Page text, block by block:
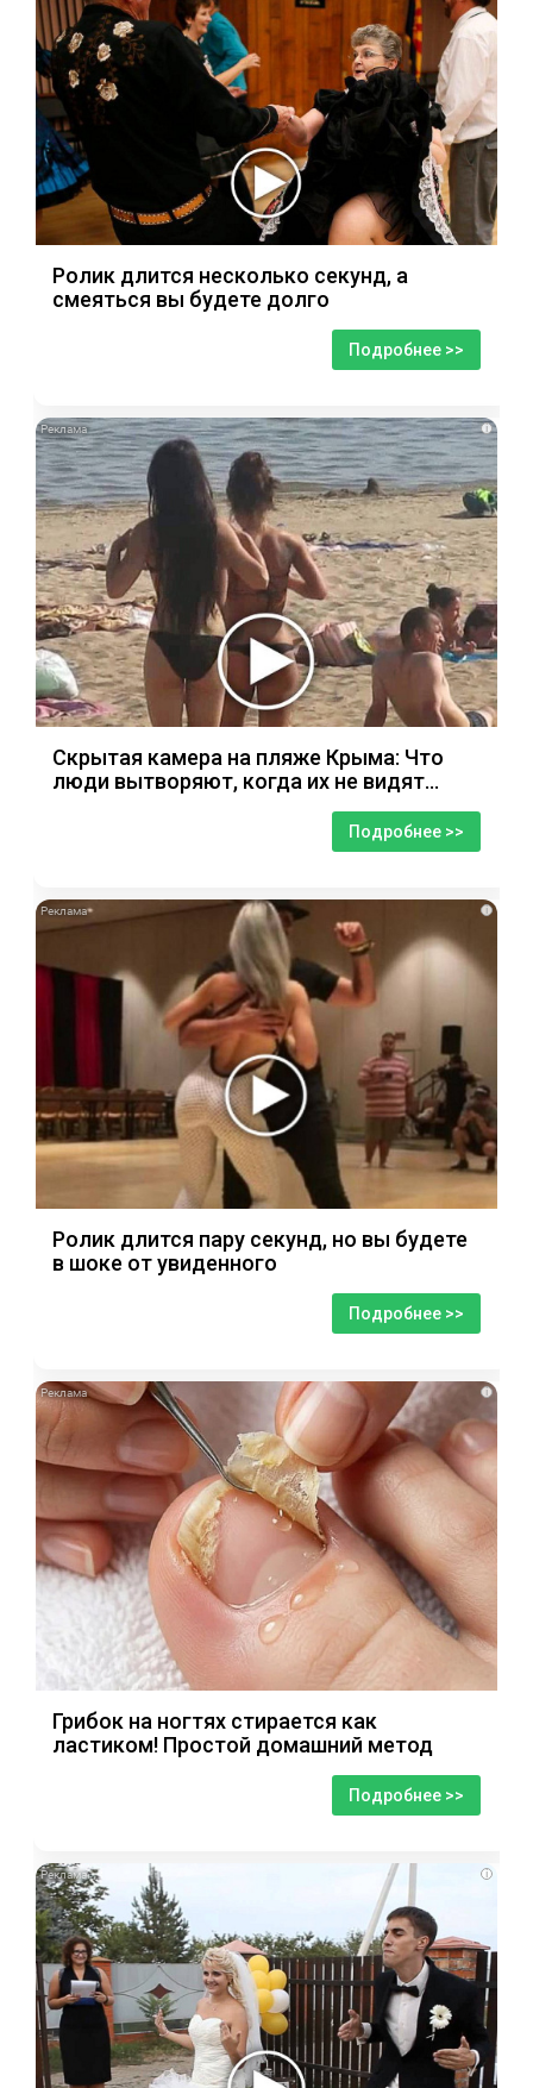
Ролик длится несколько секунд, а
смеяться вы будете долго
Подробнее >>
i
Скрытая камера на пляже Крыма: Что
люди вытворяют, когда их не видят...
Подробнее >>
i
Ролик длится пару секунд, но вы будете
в шоке от увиденного
Подробнее >>
i
Грибок на ногтях стирается как
ластиком! Простой домашний метод
Подробнее >>
i